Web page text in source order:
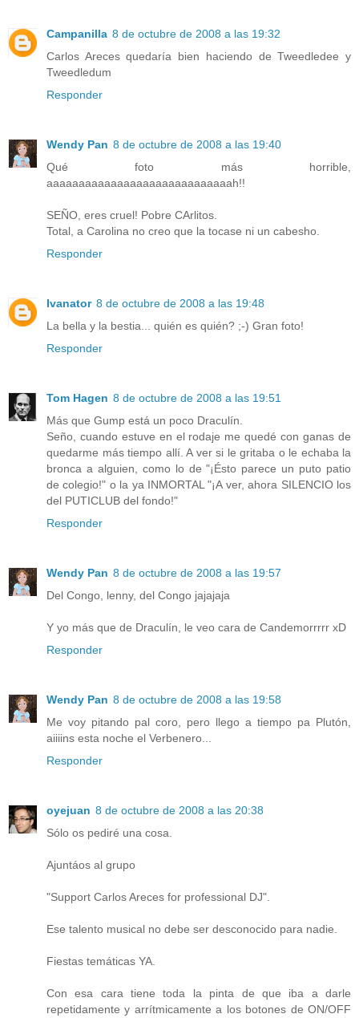
Campanilla 8 de octubre de 2008 a las 19:32
Carlos Areces quedaría bien haciendo de Tweedledee y
Tweedledum
Responder
Wendy Pan 8 de octubre de 2008 a las 19:40
Qué foto más horrible,
aaaaaaaaaaaaaaaaaaaaaaaaaaaaah!!
SEÑO, eres cruel! Pobre CArlitos.
Total, a Carolina no creo que la tocase ni un cabesho.
Responder
Ivanator 8 de octubre de 2008 a las 19:48
La bella y la bestia... quién es quién? ;-) Gran foto!
Responder
Tom Hagen 8 de octubre de 2008 a las 19:51
Más que Gump está un poco Draculín.
Seño, cuando estuve en el rodaje me quedé con ganas de
quedarme más tiempo allí. A ver si le gritaba o le echaba la
bronca a alguien, como lo de "¡Ésto parece un puto patio
de colegio!" o la ya INMORTAL "¡A ver, ahora SILENCIO los
del PUTICLUB del fondo!"
Responder
Wendy Pan 8 de octubre de 2008 a las 19:57
Del Congo, lenny, del Congo jajajaja
Y yo más que de Draculín, le veo cara de Candemorrrrr xD
Responder
Wendy Pan 8 de octubre de 2008 a las 19:58
Me voy pitando pal coro, pero llego a tiempo pa Plutón,
aiiiins esta noche el Verbenero...
Responder
oyejuan 8 de octubre de 2008 a las 20:38
Sólo os pediré una cosa.
Ajuntáos al grupo
"Support Carlos Areces for professional DJ".
Ese talento musical no debe ser desconocido para nadie.
Fiestas temáticas YA.
Con esa cara tiene toda la pinta de que iba a darle
repetidamente y arrítmicamente a los botones de ON/OFF